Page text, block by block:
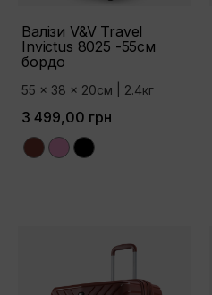
Валізи V&V Travel
Invictus 8025 -55см
бордо
55 x 38 x 20см | 2.4кг
3 499,00 грн
BordoPinkBlack